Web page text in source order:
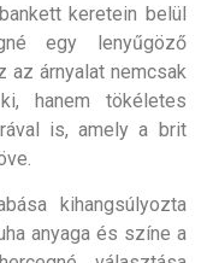
keretein belül
egy lenyűgöző
az árnyalat nemcsak
hanem tökéletes
is, amely a brit
kihangsúlyozta
anyaga és színe a